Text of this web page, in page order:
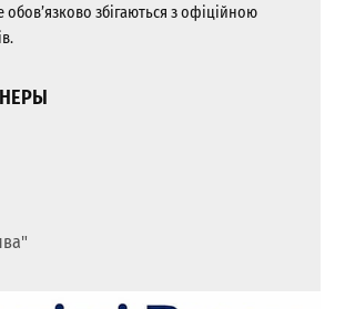
обов’язково збігаються з офіційною